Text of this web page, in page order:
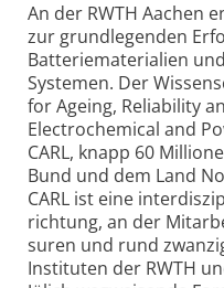
An der RWTH Aachen
zur grund­legenden
Batterie­materi­alien
Systemen. Der
for Ageing, Relia­bi­lity
Electro­chemical and
CARL, knapp 60
Bund und dem Land
CARL ist eine
richtung, an der
suren und rund
Instituten der RWTH